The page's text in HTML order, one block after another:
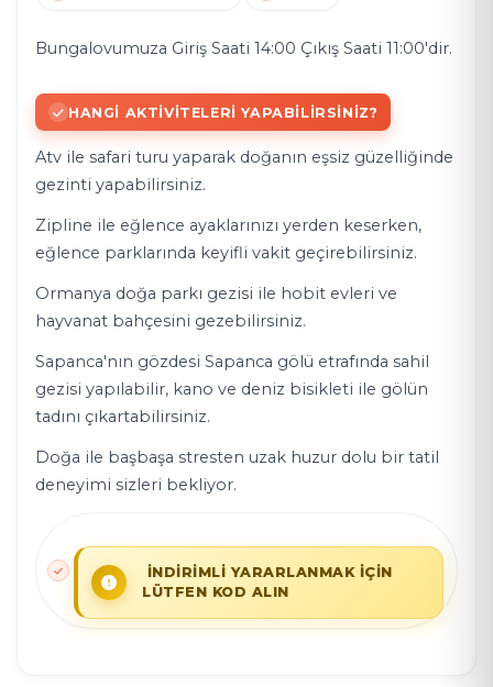
Bungalovumuza Giriş Saati 14:00 Çıkış Saati 11:00'dir.
HANGI AKTIVITELERI YAPABILIRSINIZ?
Atv ile safari turu yaparak doğanın eşsiz güzelliğinde
gezinti yapabilirsiniz.
Zipline ile eğlence ayaklarınızı yerden keserken,
eğlence parklarında keyifli vakit geçirebilirsiniz.
Ormanya doğa parkı gezisi ile hobit evleri ve
hayvanat bahçesini gezebilirsiniz.
Sapanca'nın gözdesi Sapanca gölü etrafında sahil
gezisi yapılabilir, kano ve deniz bisikleti ile gölün
tadını çıkartabilirsiniz.
Doğa ile başbaşa stresten uzak huzur dolu bir tatil
deneyimi sizleri bekliyor.
İNDİRİMLİ YARARLANMAK İÇİN
LÜTFEN KOD ALIN